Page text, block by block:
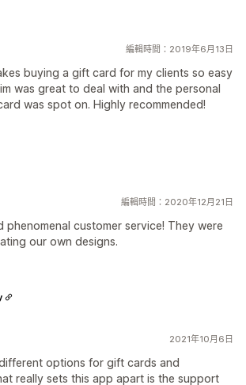
編輯時間：2019年6月13日
buying a gift card for my clients so easy
was great to deal with and the personal
was spot on. Highly recommended!
編輯時間：2020年12月21日
phenomenal customer service! They were
our own designs.
2021年10月6日
options for gift cards and
really sets this app apart is the support